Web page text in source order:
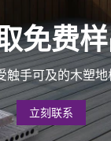
免费
触手可及的木塑
立刻联系